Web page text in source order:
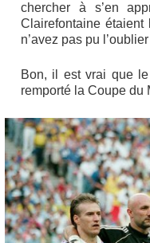
chercher à s’en
Clairefontaine étaient
n’avez pas pu l’oublier
Bon, il est vrai que
remporté la Coupe du